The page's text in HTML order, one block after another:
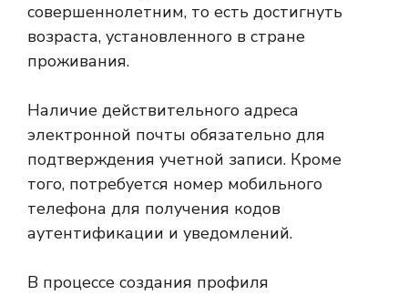
совершеннолетним, то есть достигнуть
возраста, установленного в стране
проживания.
Наличие действительного адреса
электронной почты обязательно для
подтверждения учетной записи. Кроме
того, потребуется номер мобильного
телефона для получения кодов
аутентификации и уведомлений.
В процессе создания профиля